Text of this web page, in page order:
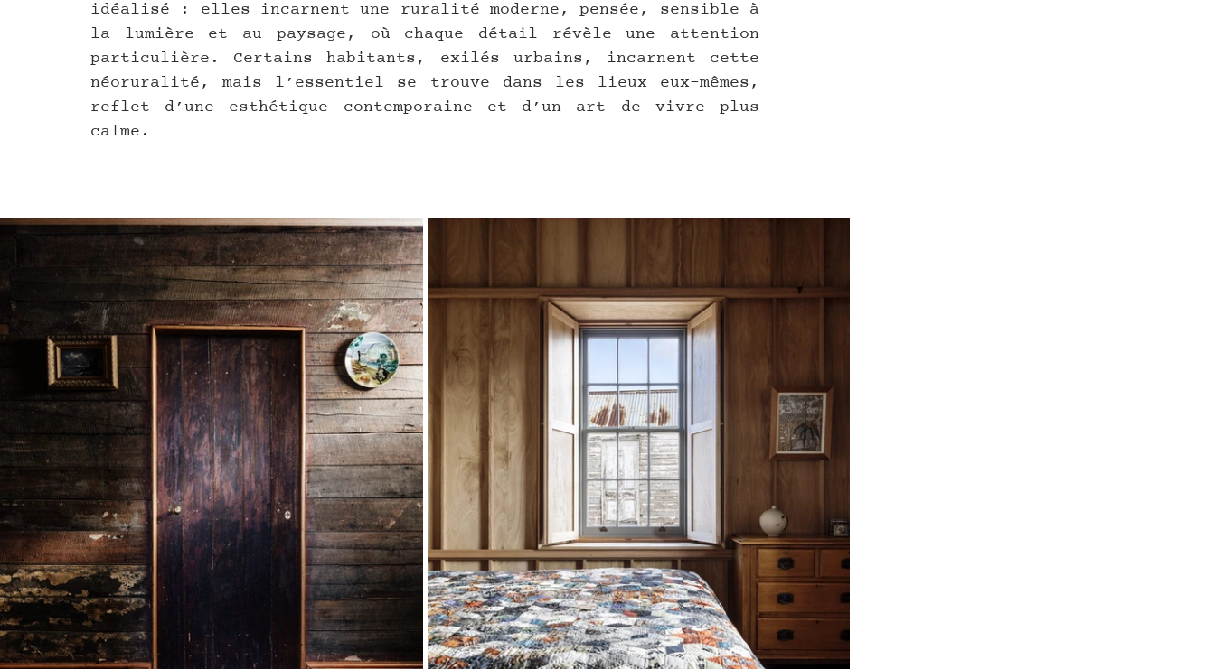
idéalisé : elles incarnent une ruralité moderne, pensée, sensible à
la lumière et au paysage, où chaque détail révèle une attention
particulière. Certains habitants, exilés urbains, incarnent cette
néoruralité, mais l’essentiel se trouve dans les lieux eux-mêmes,
reflet d’une esthétique contemporaine et d’un art de vivre plus
calme.